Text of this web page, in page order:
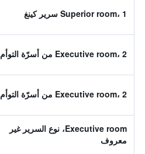
Superior room، 1 سرير كينغ
Executive room، 2 من أسرّة التوأم
Executive room، 2 من أسرّة التوأم
Executive room، نوع السرير غير
معروف